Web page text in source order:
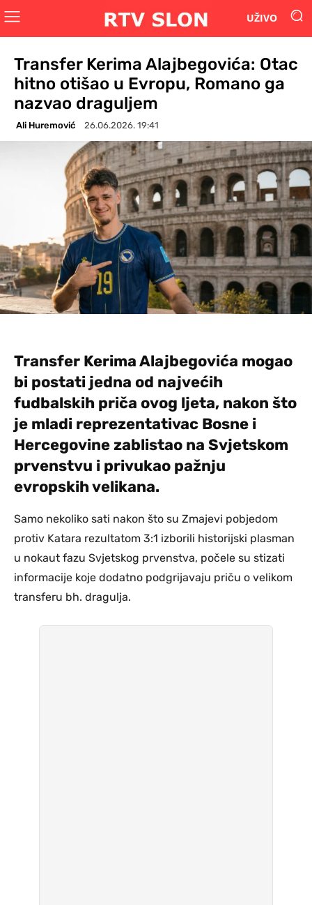
UŽIVO
Transfer Kerima Alajbegovića: Otac
hitno otišao u Evropu, Romano ga
nazvao draguljem
Ali Huremović 26.06.2026. 19:41
Transfer Kerima Alajbegovića mogao
bi postati jedna od najvećih
fudbalskih priča ovog ljeta, nakon što
je mladi reprezentativac Bosne i
Hercegovine zablistao na Svjetskom
prvenstvu i privukao pažnju
evropskih velikana.
Samo nekoliko sati nakon što su Zmajevi pobjedom
protiv Katara rezultatom 3:1 izborili historijski plasman
u nokaut fazu Svjetskog prvenstva, počele su stizati
informacije koje dodatno podgrijavaju priču o velikom
transferu bh. dragulja.